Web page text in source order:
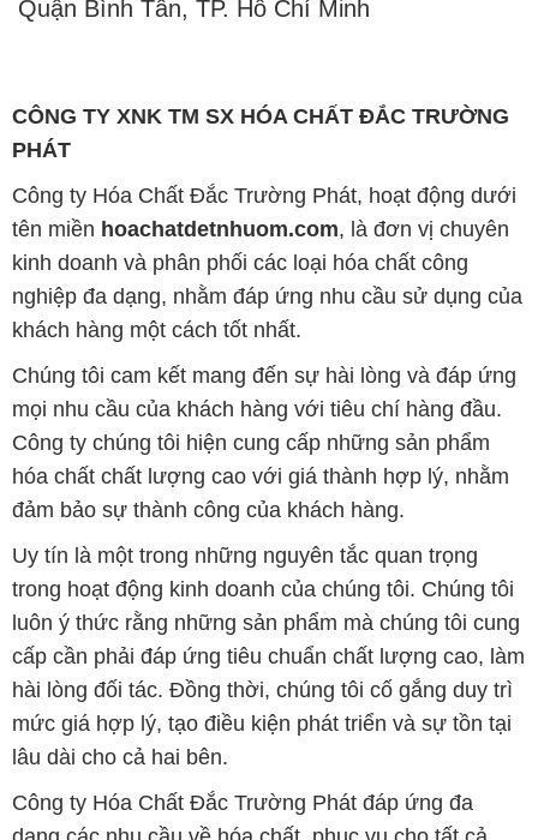
Quận Bình Tân, TP. Hồ Chí Minh
CÔNG TY XNK TM SX HÓA CHẤT ĐẮC TRƯỜNG
PHÁT
Công ty Hóa Chất Đắc Trường Phát, hoạt động dưới
tên miền hoachatdetnhuom.com, là đơn vị chuyên
kinh doanh và phân phối các loại hóa chất công
nghiệp đa dạng, nhằm đáp ứng nhu cầu sử dụng của
khách hàng một cách tốt nhất.
Chúng tôi cam kết mang đến sự hài lòng và đáp ứng
mọi nhu cầu của khách hàng với tiêu chí hàng đầu.
Công ty chúng tôi hiện cung cấp những sản phẩm
hóa chất chất lượng cao với giá thành hợp lý, nhằm
đảm bảo sự thành công của khách hàng.
Uy tín là một trong những nguyên tắc quan trọng
trong hoạt động kinh doanh của chúng tôi. Chúng tôi
luôn ý thức rằng những sản phẩm mà chúng tôi cung
cấp cần phải đáp ứng tiêu chuẩn chất lượng cao, làm
hài lòng đối tác. Đồng thời, chúng tôi cố gắng duy trì
mức giá hợp lý, tạo điều kiện phát triển và sự tồn tại
lâu dài cho cả hai bên.
Công ty Hóa Chất Đắc Trường Phát đáp ứng đa